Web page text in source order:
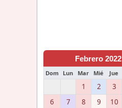
Febrero 2022
Dom Lun Mar Mié Jue
1 2 3
6
7 8 9 10